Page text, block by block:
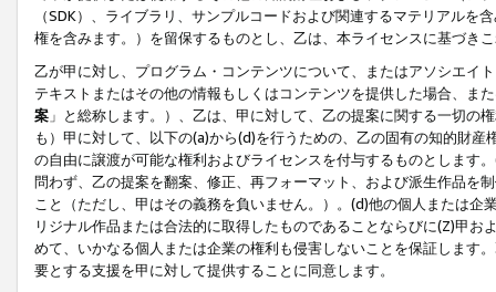
（SDK）、ライブラリ、サンプルコードおよび関連するマテリアル
権を含みます。）を留保するものとし、乙は、本ライセンスに基づき
乙が甲に対し、プログラム・コンテンツについて、またはアソシエイ
テキストまたはその他の情報もしくはコンテンツを提供した場合、ま
案 」と総称します。）、乙は、甲に対して、乙の提案に関する一切
も）甲に対して、以下の(a)から(d)を行うための、乙の固有の知的財
の自由に譲渡が可能な権利およびライセンスを付与するものとします
問わず、乙の提案を翻案、修正、再フォーマット、および派生作品を
こと（ただし、甲はその義務を負いません。）。(d)他の個人または
リジナル作品または合法的に取得したものであることならびに(Z)甲
めて、いかなる個人または企業の権利も侵害しないことを保証します
要とする支援を甲に対して提供することに同意します。